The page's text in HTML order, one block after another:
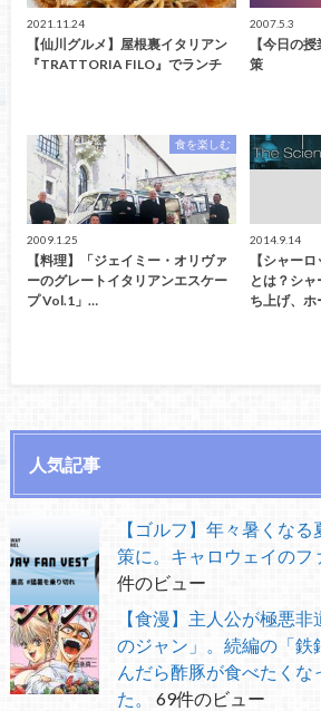
2021.11.24
【仙川グルメ】屋根裏イタリアン
『TRATTORIA FILO』でランチ
2007.5.3
【今日の
策
食を楽しむ
2009.1.25
【料理】「ジェイミー・オリヴァ
ーのグレートイタリアンエスケー
プ Vol.1」…
2014.9.14
【シャー
とは？シ
ち上げ、
人気記事
【ゴルフ】年々暑くな
策に。キャロウェイのフ
件のビュー
【食漫】主人公が極悪
のジャン」。続編の「鉄
んだら酢豚が食べたくな
た。
69件のビュー